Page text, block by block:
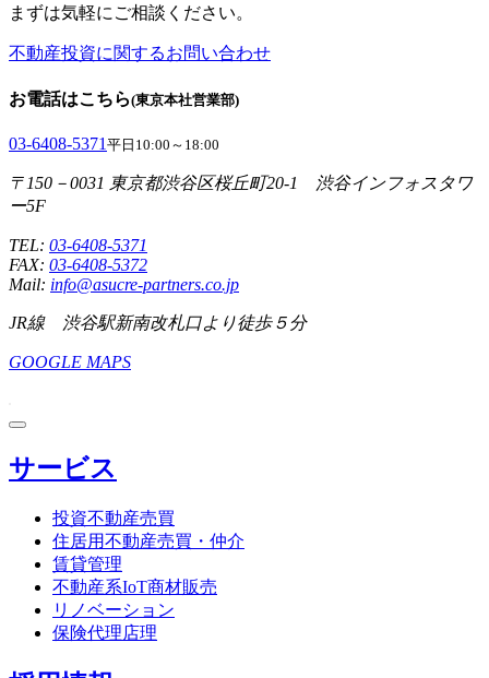
まずは気軽にご相談ください。
不動産投資に関するお問い合わせ
お電話はこちら(東京本社営業部)
03-6408-5371 平日10:00～18:00
〒150－0031 東京都渋谷区桜丘町20-1 渋谷インフォスタワ
ー5F
TEL: 03-6408-5371
FAX: 03-6408-5372
Mail: info@asucre-partners.co.jp
JR線 渋谷駅新南改札口より徒歩５分
GOOGLE MAPS
サービス
投資不動産売買
住居用不動産売買・仲介
賃貸管理
不動産系IoT商材販売
リノベーション
保険代理店理